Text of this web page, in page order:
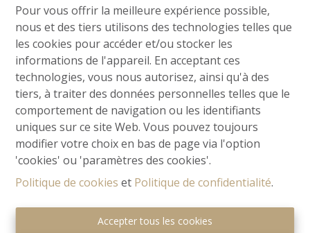
Pour vous offrir la meilleure expérience possible,
nous et des tiers utilisons des technologies telles que
les cookies pour accéder et/ou stocker les
informations de l'appareil. En acceptant ces
technologies, vous nous autorisez, ainsi qu'à des
tiers, à traiter des données personnelles telles que le
comportement de navigation ou les identifiants
uniques sur ce site Web. Vous pouvez toujours
modifier votre choix en bas de page via l'option
'cookies' ou 'paramètres des cookies'.
Politique de cookies et Politique de confidentialité.
Accepter tous les cookies
recently with desktop publishing software like Aldus PageMaker
including versions of Lorem Ipsum.